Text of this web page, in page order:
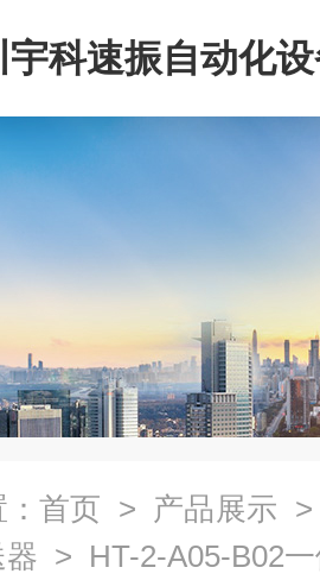
宇科速振自动化
首页 > 产品展示
> HT-2-A05-B02